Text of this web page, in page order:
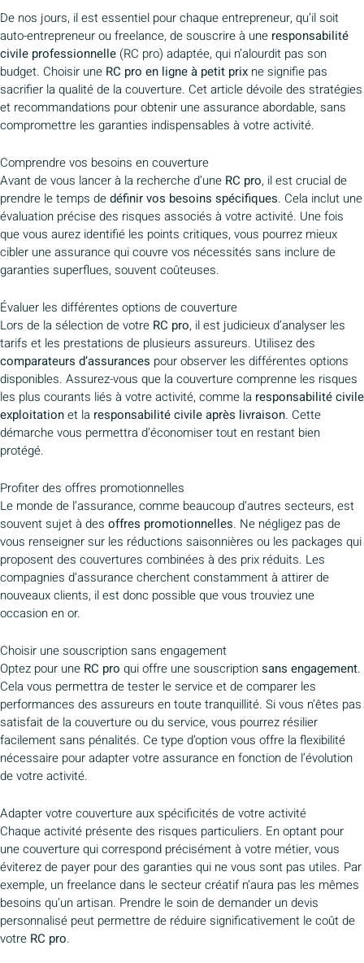
De nos jours, il est essentiel pour chaque entrepreneur, qu’il soit
auto-entrepreneur ou freelance, de souscrire à une responsabilité
civile professionnelle (RC pro) adaptée, qui n’alourdit pas son
budget. Choisir une RC pro en ligne à petit prix ne signifie pas
sacrifier la qualité de la couverture. Cet article dévoile des stratégies
et recommandations pour obtenir une assurance abordable, sans
compromettre les garanties indispensables à votre activité.
Comprendre vos besoins en couverture
Avant de vous lancer à la recherche d’une RC pro, il est crucial de
prendre le temps dedéfinir vos besoins spécifiques. Cela inclut une
évaluation précise des risques associés à votre activité. Une fois
que vous aurez identifié les points critiques, vous pourrez mieux
cibler une assurance qui couvre vos nécessités sans inclure de
garanties superflues, souvent coûteuses.
Évaluer les différentes options de couverture
Lors de la sélection de votre RC pro, il est judicieux d’analyser les
tarifs et les prestations de plusieurs assureurs. Utilisez des
comparateurs d’assurances pour observer les différentes options
disponibles. Assurez-vous que la couverture comprenne les risques
les plus courants liés à votre activité, comme la responsabilité civile
exploitationet la responsabilité civile après livraison. Cette
démarche vous permettra d’économiser tout en restant bien
protégé.
Profiter des offres promotionnelles
Le monde de l’assurance, comme beaucoup d’autres secteurs, est
souvent sujet à des offres promotionnelles. Ne négligez pas de
vous renseigner sur les réductions saisonnières ou les packages qui
proposent des couvertures combinées à des prix réduits. Les
compagnies d’assurance cherchent constamment à attirer de
nouveaux clients, il est donc possible que vous trouviez une
occasion en or.
Choisir une souscription sans engagement
Optez pour une RC pro qui offre une souscriptionsans engagement.
Cela vous permettra de tester le service et de comparer les
performances des assureurs en toute tranquillité. Si vous n’êtes pas
satisfait de la couverture ou du service, vous pourrez résilier
facilement sans pénalités. Ce type d’option vous offre la flexibilité
nécessaire pour adapter votre assurance en fonction de l’évolution
de votre activité.
Adapter votre couverture aux spécificités de votre activité
Chaque activité présente des risques particuliers. En optant pour
une couverture qui correspond précisément à votre métier, vous
éviterez de payer pour des garanties qui ne vous sont pas utiles. Par
exemple, un freelance dans le secteur créatif n’aura pas les mêmes
besoins qu’un artisan. Prendre le soin de demander un devis
personnalisé peut permettre de réduire significativement le coût de
votre RC pro.